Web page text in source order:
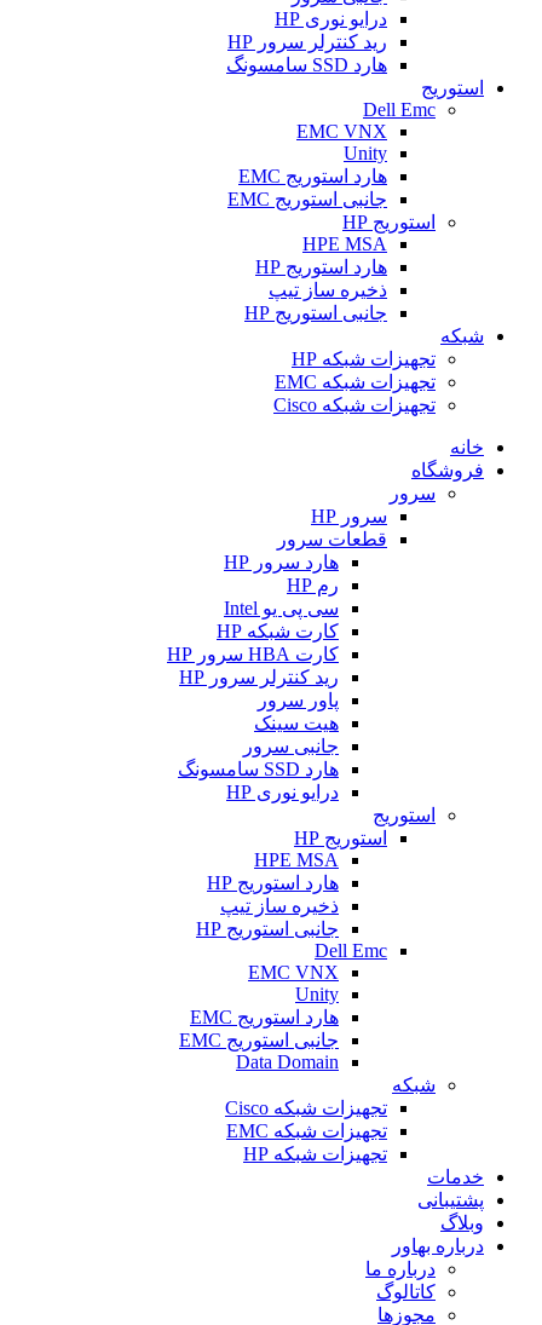
درایو نوری HP
رید کنترلر سرور HP
هارد SSD سامسونگ
استوریج
Dell Emc
EMC VNX
Unity
هارد استوریج EMC
جانبی استوریج EMC
استوریج HP
HPE MSA
هارد استوریج HP
ذخیره ساز تیپ
جانبی استوریج HP
شبکه
تجهیزات شبکه HP
تجهیزات شبکه EMC
تجهیزات شبکه Cisco
خانه
فروشگاه
سرور
سرور HP
قطعات سرور
هارد سرور HP
رم HP
سی پی یو Intel
کارت شبکه HP
کارت HBA سرور HP
رید کنترلر سرور HP
پاور سرور
هیت سینک
جانبی سرور
هارد SSD سامسونگ
درایو نوری HP
استوریج
استوریج HP
HPE MSA
هارد استوریج HP
ذخیره ساز تیپ
جانبی استوریج HP
Dell Emc
EMC VNX
Unity
هارد استوریج EMC
جانبی استوریج EMC
Data Domain
شبکه
تجهیزات شبکه Cisco
تجهیزات شبکه EMC
تجهیزات شبکه HP
خدمات
پشتیبانی
وبلاگ
درباره بهاور
درباره ما
کاتالوگ
مجوزها